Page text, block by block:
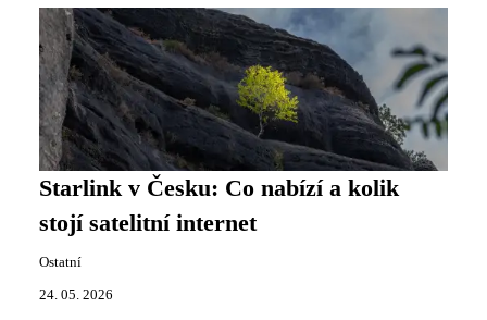
Starlink v Česku: Co nabízí a kolik
stojí satelitní internet
Ostatní
24. 05. 2026